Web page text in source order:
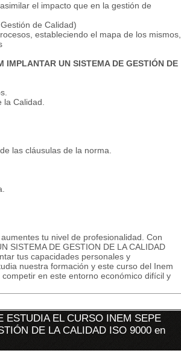
el impacto que en la gestión de
de Calidad)
estableciendo el mapa de los mismos,
UN SISTEMA DE GESTIÓN DE
Calidad.
las cláusulas de la norma.
tu nivel de profesionalidad. Con
SISTEMA DE GESTION DE LA CALIDAD
tus capacidades personales y
nuestra formación y este curso del Inem
en este entorno económico difícil y
ESTUDIA EL CURSO INEM SEPE
DE LA CALIDAD ISO 9000 en